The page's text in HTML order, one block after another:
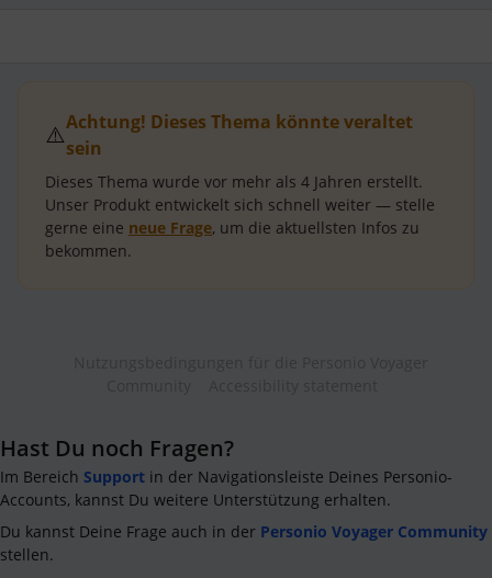
⚠️Achtung! Dieses Thema könnte veraltet
sein
Dieses Thema wurde vor mehr als 4 Jahren erstellt.
Unser Produkt entwickelt sich schnell weiter — stelle
gerne eine neue Frage, um die aktuellsten Infos zu
bekommen.
Hast Du noch Fragen?
Im Bereich Support in der Navigationsleiste Deines Personio-
Accounts, kannst Du weitere Unterstützung erhalten.
Du kannst Deine Frage auch in der Personio Voyager Community
stellen.